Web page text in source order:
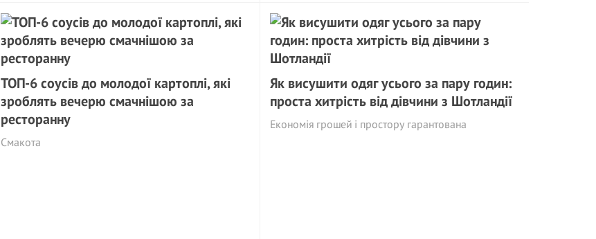
ТОП-6 соусів до молодої картоплі, які
зроблять вечерю смачнішою за
ресторанну
Смакота
Як висушити одяг усього за пару годин:
проста хитрість від дівчини з Шотландії
Економія грошей і простору гарантована